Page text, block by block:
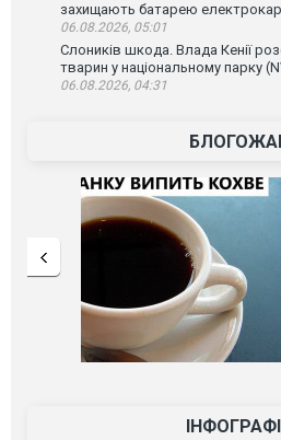
захищають батарею
06.08.2026, 05:01
Слоників шкода. Влада Кенії
тварин у національному парку
06.08.2026, 04:31